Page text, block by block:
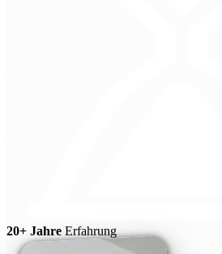
20+ Jahre Erfahrung